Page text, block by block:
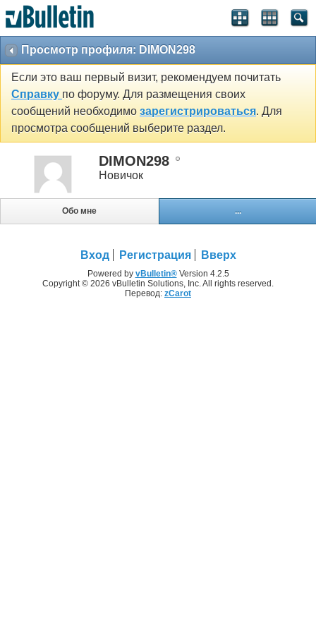
Просмотр профиля: DIMON298
Если это ваш первый визит, рекомендуем почитать
Справку по форуму. Для размещения своих
сообщений необходимо зарегистрироваться. Для
просмотра сообщений выберите раздел.
DIMON298
Новичок
Обо мне ...
Вход Регистрация Вверх
Powered by vBulletin®Version 4.2.5
Copyright © 2026 vBulletin Solutions, Inc. All rights reserved.
Перевод: zCarot